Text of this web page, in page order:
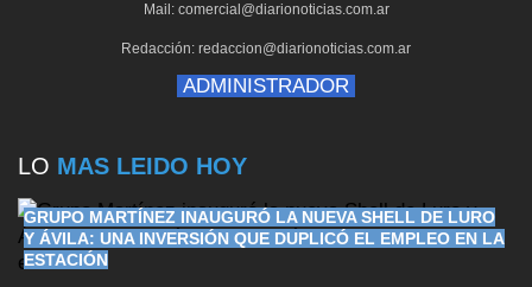
Mail: comercial@diarionoticias.com.ar
Redacción: redaccion@diarionoticias.com.ar
ADMINISTRADOR
LO MAS LEIDO HOY
GRUPO MARTÍNEZ INAUGURÓ LA NUEVA SHELL DE LURO
Y ÁVILA: UNA INVERSIÓN QUE DUPLICÓ EL EMPLEO EN LA
ESTACIÓN